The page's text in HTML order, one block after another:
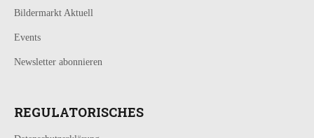
Bildermarkt Aktuell
Events
Newsletter abonnieren
REGULATORISCHES